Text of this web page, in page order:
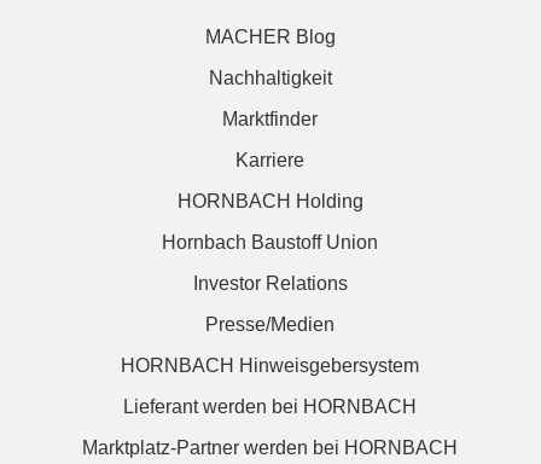
MACHER Blog
Nachhaltigkeit
Marktfinder
Karriere
HORNBACH Holding
Hornbach Baustoff Union
Investor Relations
Presse/Medien
HORNBACH Hinweisgebersystem
Lieferant werden bei HORNBACH
Marktplatz-Partner werden bei HORNBACH